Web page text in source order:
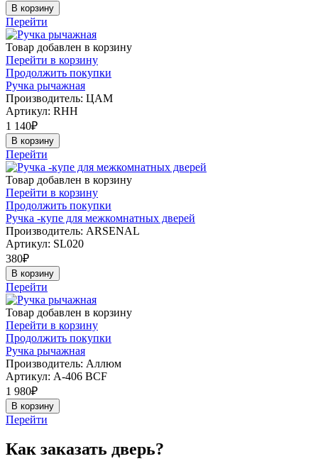
В корзину
Перейти
Товар добавлен в корзину
Перейти в корзину
Продолжить покупки
Ручка рычажная
Производитель: ЦАМ
Артикул: RHH
1 140₽
В корзину
Перейти
Товар добавлен в корзину
Перейти в корзину
Продолжить покупки
Ручка -купе для межкомнатных дверей
Производитель: ARSENAL
Артикул: SL020
380₽
В корзину
Перейти
Товар добавлен в корзину
Перейти в корзину
Продолжить покупки
Ручка рычажная
Производитель: Аллюм
Артикул: А-406 BCF
1 980₽
В корзину
Перейти
Как заказать дверь?